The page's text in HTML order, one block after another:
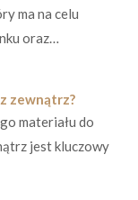
ma na celu
oraz…
zewnątrz?
materiału do
jest kluczowy